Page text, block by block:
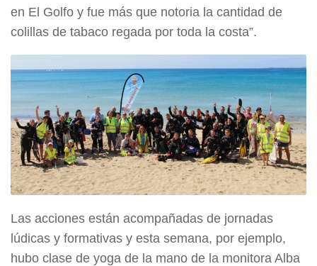
en El Golfo y fue más que notoria la cantidad de
colillas de tabaco regada por toda la costa”.
Las acciones están acompañadas de jornadas
lúdicas y formativas y esta semana, por ejemplo,
hubo clase de yoga de la mano de la monitora Alba